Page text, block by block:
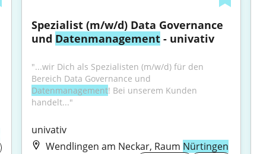
Spezialist (m/w/d) Data Governance
und Datenmanagement - univativ
"...wir Dich als Spezialisten (m/w/d) für den
Datenmanagement! Bei unserem Kunden
handelt..."
univativ
Wendlingen am Neckar, Raum Nürtingen